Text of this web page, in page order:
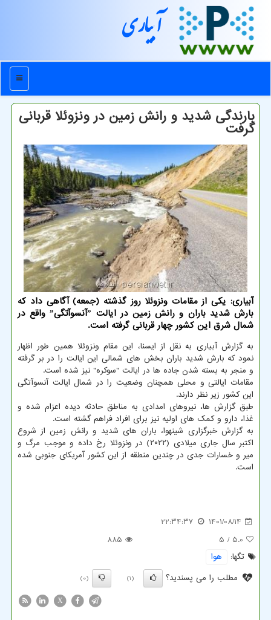
آبیاری
منو
بارندگی شدید و رانش زمین در ونزوئلا قربانی
گرفت
آبیاری: یکی از مقامات ونزوئلا روز گذشته (جمعه) آگاهی داد که
بارش شدید باران و رانش زمین در ایالت ˮآنسوآتگیˮ واقع در
شمال شرق این کشور چهار قربانی گرفته است.
به گزارش آبیاری به نقل از ایسنا، این مقام ونزوئلا همین طور اظهار
نمود که بارش شدید باران بخش های شمالی این ایالت را در بر گرفته
و منجر به بسته شدن جاده ها در ایالت "سوکره" نیز شده است.
مقامات ایالتی و محلی همچنان وضعیت را در شمال ایالت آنسوآتگی
این کشور زیر نظر دارند.
طبق گزارش ها، نیروهای امدادی به مناطق حادثه دیده اعزام شده و
غذا، دارو و کمک های اولیه نیز برای افراد فراهم گشته است.
به گزارش خبرگزاری شینهوا، باران های شدید و رانش زمین از شروع
اکتبر سال جاری میلادی (۲۰۲۲) در ونزوئلا رخ داده و موجب مرگ و
میر و خسارات جدی در چندین منطقه از این کشور آمریکای جنوبی شده
است.
1401/08/14
22:34:37
5.0
/ 5
885
تگها:
هوا
مطلب را می پسندید؟
(1)
(0)
X